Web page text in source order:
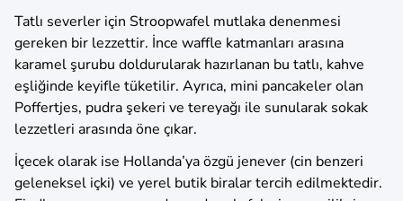
Tatlı severler için Stroopwafel mutlaka denenmesi
gereken bir lezzettir. İnce waffle katmanları arasına
karamel şurubu doldurularak hazırlanan bu tatlı, kahve
eşliğinde keyifle tüketilir. Ayrıca, mini pancakeler olan
Poffertjes, pudra şekeri ve tereyağı ile sunularak sokak
lezzetleri arasında öne çıkar.
İçecek olarak ise Hollanda’ya özgü jenever (cin benzeri
geleneksel içki) ve yerel butik biralar tercih edilmektedir.